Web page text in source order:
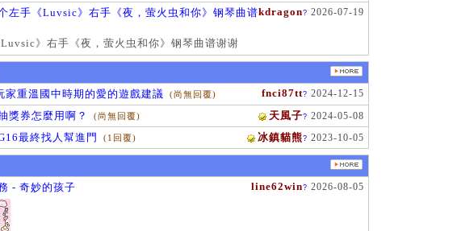
kdragon? 2026-07-19
左手《Luvsic》右手《夜，萤火虫和你》钢琴曲谱
》右手《夜，萤火虫和你》钢琴曲谱谢谢
fnci87tt? 2024-12-15
家重溫國中時期的愛的遊戲建議 (尚無回覆)
天風子? 2024-05-08
獎券怎麼用啊？ (尚無回覆)
冰鎮貓熊? 2023-10-05
最終找人幫進門 (1回覆)
line62win? 2026-08-05
- 奇妙的孩子